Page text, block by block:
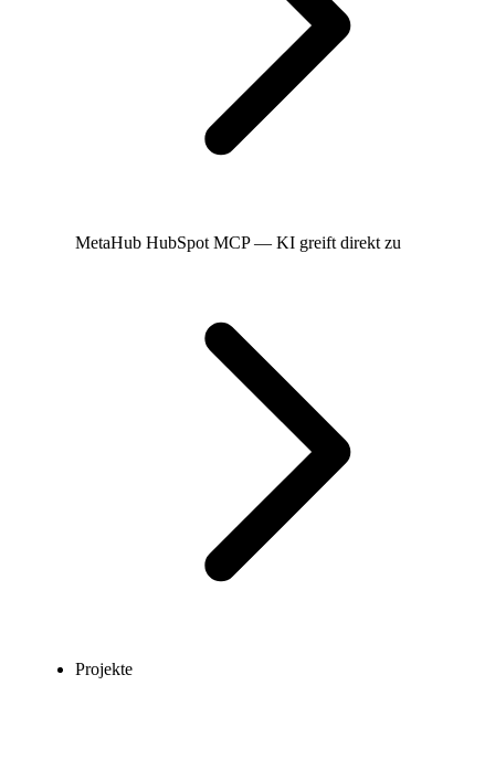
MetaHub HubSpot MCP — KI greift direkt zu
Projekte